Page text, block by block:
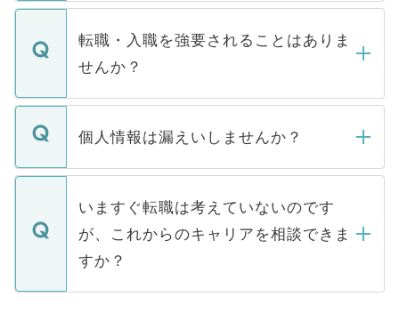
ます。通常、5営業日以内にはご連絡をせて
いただきますので、しばらくお待ちくださ
マイナビDOCTORで取り扱っている求人の
うち約3割は、Webサイトからご覧いただ
けない「非公開求人」です。非公開求人は
下記の理由によって、一般には公開してい
ません。
■応募殺到を避けるため 人気のある医療機
関を公にしてしまうと、応募が殺到する場
に、医療機関が求める条件に合った人材の
みを人材紹介会社に依頼するケースが増え
ています。
転職・入職を強要されることはありま
せんか？
転職・入職を強要することは一切ありませ
ん。また、仮に応募先から内定をいただい
定を承諾する必要はありません。内定先へ
の辞退の連絡はキャリアパートナーが行い
個人情報は漏えいしませんか？
個人情報が漏えいすることはありませんの
で、ご安心ください。当サイトからの登録
などで収集したご登録者様の個人情報は、
ご本人のキャリアアップおよび転職活動の
支援を目的に使用いたします。お預かりし
ているすべての個人データはご本人の許可
いますぐ転職は考えていないのです
が、これからのキャリアを相談できま
すか？